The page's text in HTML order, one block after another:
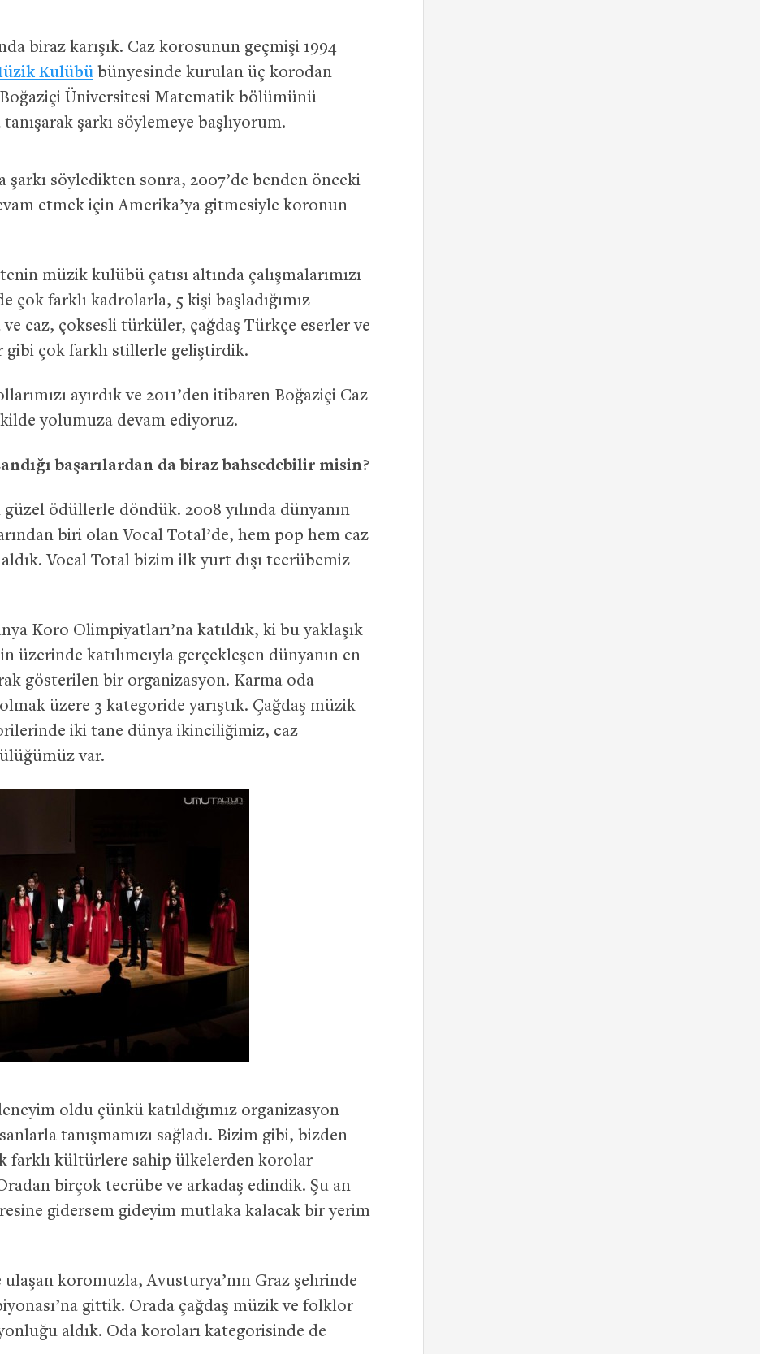
biraz karışık. Caz korosunun geçmişi 1994
Kulübü bünyesinde kurulan üç korodan
Boğaziçi Üniversitesi Matematik bölümünü
şarkı söylemeye başlıyorum.
şarkı söyledikten sonra, 2007’de benden önceki
etmek için Amerika’ya gitmesiyle koronun
müzik kulübü çatısı altında çalışmalarımızı
çok farklı kadrolarla, 5 kişi başladığımız
caz, çoksesli türküler, çağdaş Türkçe eserler ve
çok farklı stillerle geliştirdik.
ayırdık ve 2011’den itibaren Boğaziçi Caz
yolumuza devam ediyoruz.
başarılardan da biraz bahsedebilir misin?
ödüllerle döndük. 2008 yılında dünyanın
biri olan Vocal Total’de, hem pop hem caz
Vocal Total bizim ilk yurt dışı tecrübemiz
Koro Olimpiyatları’na katıldık, ki bu yaklaşık
üzerinde katılımcıyla gerçekleşen dünyanın en
gösterilen bir organizasyon. Karma oda
üzere 3 kategoride yarıştık. Çağdaş müzik
iki tane dünya ikinciliğimiz, caz
var.
oldu çünkü katıldığımız organizasyon
tanışmamızı sağladı. Bizim gibi, bizden
farklı kültürlere sahip ülkelerden korolar
birçok tecrübe ve arkadaş edindik. Şu an
gidersem gideyim mutlaka kalacak bir yerim
ulaşan koromuzla, Avusturya’nın Graz şehrinde
gittik. Orada çağdaş müzik ve folklor
aldık. Oda koroları kategorisinde de